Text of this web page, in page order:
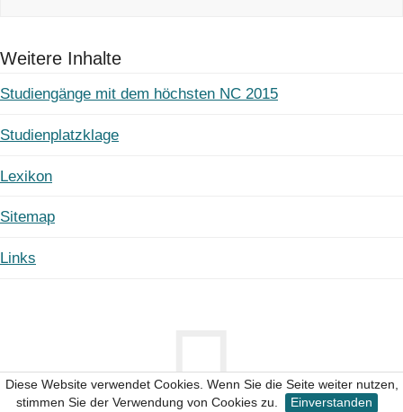
Diese Website verwendet Cookies. Wenn Sie die Seite weiter nutzen,
stimmen Sie der Verwendung von Cookies zu.
Einverstanden
Weitere Inhalte
Studiengänge mit dem höchsten NC 2015
Studienplatzklage
Lexikon
Sitemap
Links